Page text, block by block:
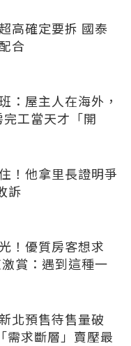
高確定要拆 國泰
合
：屋主人在海外，
工當天才「開
！他拿里長證明爭
訴
！優質房客想求
激賞：遇到這種一
北預售待售量破
需求斷層」賣壓最